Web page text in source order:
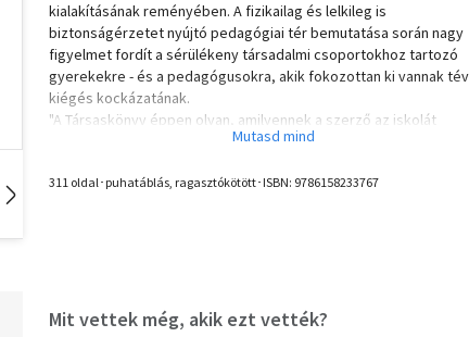
Hangoskönyv
kialakításának reményében. A fizikailag és lelkileg is
biztonságérzetet nyújtó pedagógiai tér bemutatása során nagy
figyelmet fordít a sérülékeny társadalmi csoportokhoz tartozó
gyerekekre - és a pedagógusokra, akik fokozottan ki vannak
kiégés kockázatának.
"A Társaskönyv éppen olyan, amilyennek a szerző az iskolát
elképzeli: együtt gondolkodó, inspiráló, kapcsolatorientált, és
változásról szól, ez a könyv a változásba beleszédült világ
311 oldal･puhatáblás, ragasztókötött･ISBN: 9786158233767
Mit vettek még, akik ezt vették?